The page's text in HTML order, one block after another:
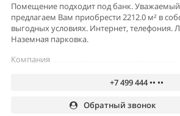
Помещение подходит под банк. Уважаемый
предлагаем Вам приобрести 2212.0 м² в
выгодных условиях. Интернет, телефония.
Наземная парковка.
Компания
+7 499 444 •• ••
Обратный звонок